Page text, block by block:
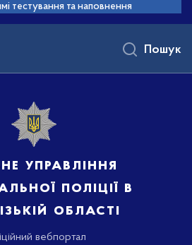
тестування та наповнення
управління
поліції в
області
вебпортал
Пошук